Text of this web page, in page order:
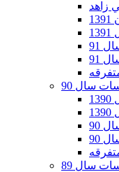
91
91
سال 90
90
90
سال 89